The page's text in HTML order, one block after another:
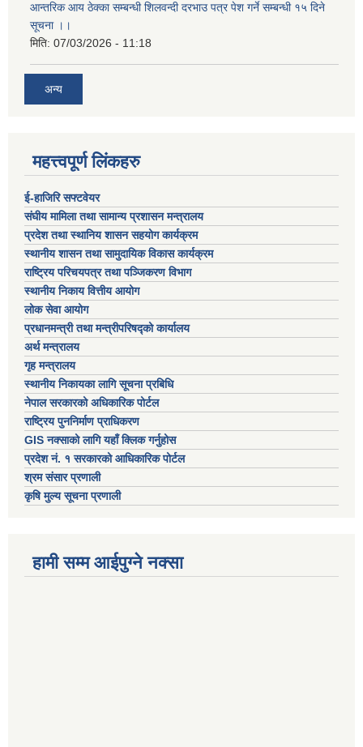
आन्तरिक आय ठेक्का सम्बन्धी शिलवन्दी दरभाउ पत्र पेश गर्ने सम्बन्धी १५ दिने
सूचना ।।
मिति: 07/03/2026 - 11:18
अन्य
महत्त्वपूर्ण लिंकहरु
ई-हाजिरि सफ्टवेयर
संघीय मामिला तथा सामान्य प्रशासन मन्त्रालय
प्रदेश तथा स्थानिय शासन सहयोग कार्यक्रम
स्थानीय शासन तथा सामुदायिक विकास कार्यक्रम
राष्ट्रिय परिचयपत्र तथा पञ्जिकरण विभाग
स्थानीय निकाय वित्तीय आयोग
लोक सेवा आयोग
प्रधानमन्त्री तथा मन्त्रीपरिषद्को कार्यालय
अर्थ मन्त्रालय
गृह मन्त्रालय
स्थानीय निकायका लागि सूचना प्रबिधि
नेपाल सरकारको अधिकारिक पोर्टल
राष्ट्रिय पुननिर्माण प्राधिकरण
GIS नक्साको लागि यहाँ क्लिक गर्नुहोस
प्रदेश नं. १ सरकारको आधिकारिक पोर्टल
श्रम संसार प्रणाली
कृषि मुल्य सूचना प्रणाली
हामी सम्म आईपुग्ने नक्सा